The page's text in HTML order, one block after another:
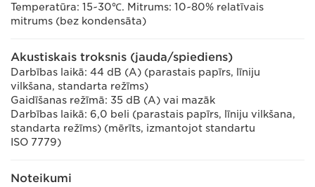
Temperatūra: 15~30℃. Mitrums: 10~80% relatīvais
mitrums (bez kondensāta)
Akustiskais troksnis (jauda/spiediens)
Darbības laikā: 44 dB (A) (parastais papīrs, līniju
vilkšana, standarta režīms)
Gaidīšanas režīmā: 35 dB (A) vai mazāk
Darbības laikā: 6,0 beli (parastais papīrs, līniju vilkšana,
standarta režīms) (mērīts, izmantojot standartu
ISO 7779)
Noteikumi